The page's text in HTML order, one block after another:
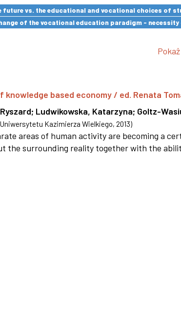
vs. the educational and vocational choices of
of the vocational education paradigm -
based economy / ed. Renata
; Ludwikowska, Katarzyna; Goltz-
Kazimierza Wielkiego, 2013)
areas of human activity are becoming a
the surrounding reality together with the